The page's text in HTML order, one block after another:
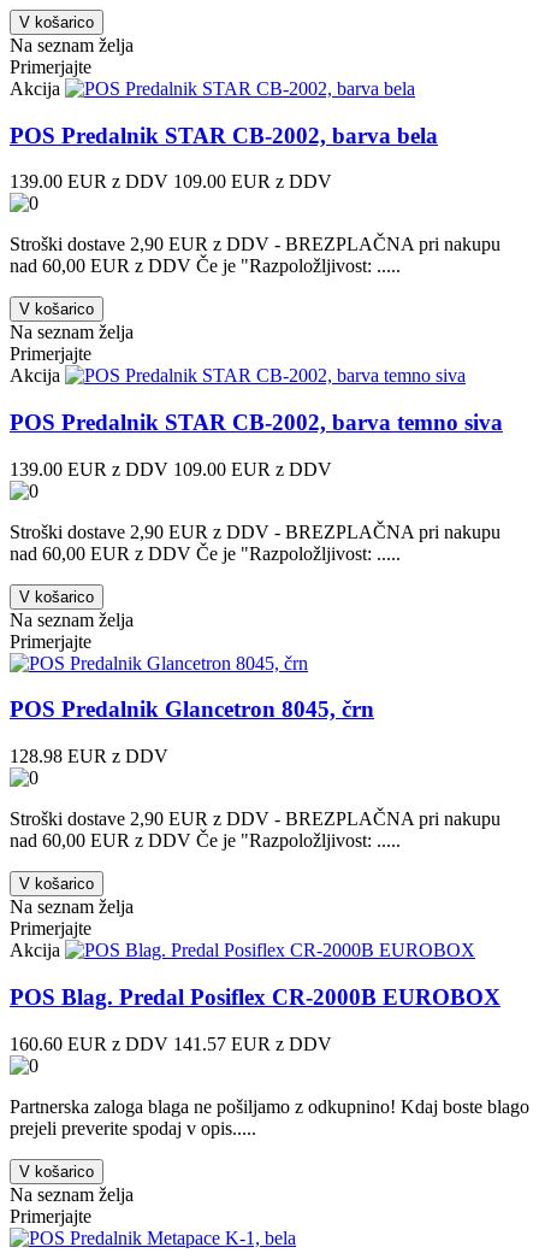
V košarico
Na seznam želja
Primerjajte
Akcija
POS Predalnik STAR CB-2002, barva bela
139.00 EUR z DDV 109.00 EUR z DDV
Stroški dostave 2,90 EUR z DDV - BREZPLAČNA pri nakupu
nad 60,00 EUR z DDV Če je "Razpoložljivost: .....
V košarico
Na seznam želja
Primerjajte
Akcija
POS Predalnik STAR CB-2002, barva temno siva
139.00 EUR z DDV 109.00 EUR z DDV
Stroški dostave 2,90 EUR z DDV - BREZPLAČNA pri nakupu
nad 60,00 EUR z DDV Če je "Razpoložljivost: .....
V košarico
Na seznam želja
Primerjajte
POS Predalnik Glancetron 8045, črn
128.98 EUR z DDV
Stroški dostave 2,90 EUR z DDV - BREZPLAČNA pri nakupu
nad 60,00 EUR z DDV Če je "Razpoložljivost: .....
V košarico
Na seznam želja
Primerjajte
Akcija
POS Blag. Predal Posiflex CR-2000B EUROBOX
160.60 EUR z DDV 141.57 EUR z DDV
Partnerska zaloga blaga ne pošiljamo z odkupnino! ​Kdaj boste blago
prejeli preverite spodaj v opis.....
V košarico
Na seznam želja
Primerjajte